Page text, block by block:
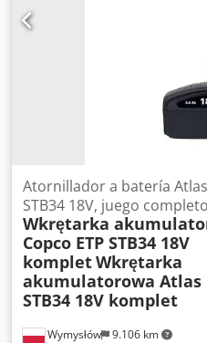
Wymysłów 9.106 km
Atornillador a batería Atlas
STB34 18V, juego completo
Wkrętarka
Copco ETP STB34 18V
kompletWkrętarka
akumulatorowa Atlas
STB34 18V komplet